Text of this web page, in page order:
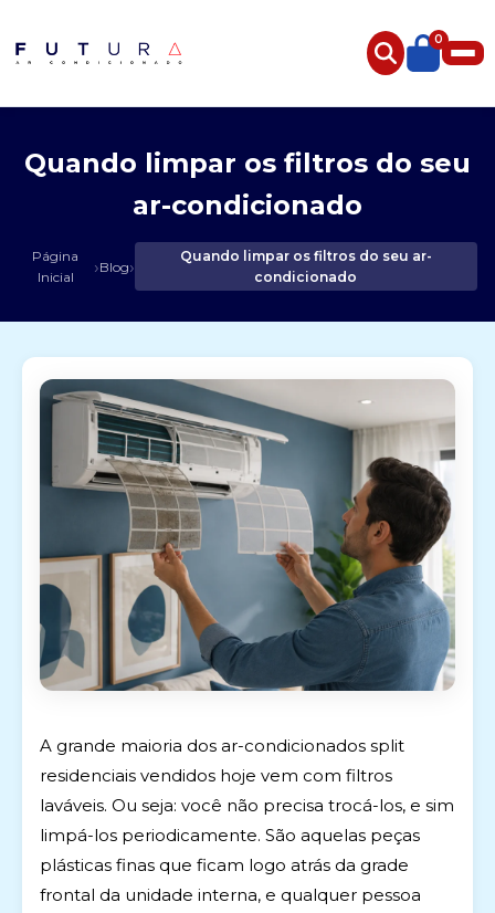
0
Quando limpar os filtros do seu
ar-condicionado
Página
Inicial
›Blog›
Quando limpar os filtros do seu ar-
condicionado
A grande maioria dos ar-condicionados split
residenciais vendidos hoje vem com filtros
laváveis. Ou seja: você não precisa trocá-los, e sim
limpá-los periodicamente. São aquelas peças
plásticas finas que ficam logo atrás da grade
frontal da unidade interna, e qualquer pessoa